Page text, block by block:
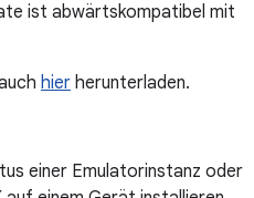
ist abwärtskompatibel mit
hier herunterladen.
einer Emulatorinstanz oder